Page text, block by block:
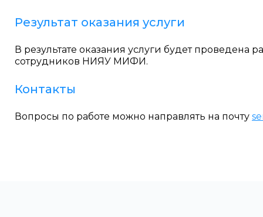
Результат оказания услуги
В результате оказания услуги будет
сотрудников НИЯУ МИФИ.
Контакты
Вопросы по работе можно направлять на почту